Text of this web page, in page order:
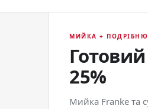
МИЙКА +
25%
Мийка Franke та